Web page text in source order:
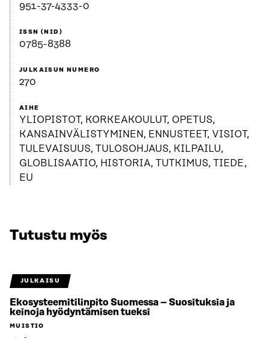
951-37-4333-0
ISSN (NID)
0785-8388
JULKAISUN NUMERO
270
AIHE
YLIOPISTOT, KORKEAKOULUT, OPETUS,
KANSAINVÄLISTYMINEN, ENNUSTEET, VISIOT,
TULEVAISUUS, TULOSOHJAUS, KILPAILU,
GLOBLISAATIO, HISTORIA, TUTKIMUS, TIEDE,
EU
Tutustu myös
JULKAISU
Ekosysteemitilinpito Suomessa – Suosituksia ja
keinoja hyödyntämisen tueksi
MUISTIO